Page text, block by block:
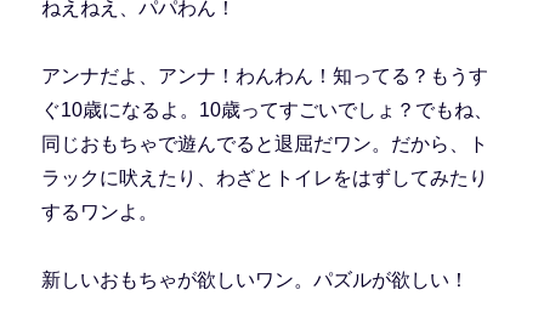
ねえねえ、パパわん！
アンナだよ、アンナ！わんわん！知ってる？もうす
ぐ10歳になるよ。10歳ってすごいでしょ？でもね、
同じおもちゃで遊んでると退屈だワン。だから、ト
ラックに吠えたり、わざとトイレをはずしてみたり
するワンよ。
新しいおもちゃが欲しいワン。パズルが欲しい！